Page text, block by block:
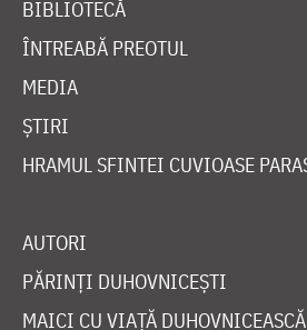
BIBLIOTECĂ
ÎNTREABĂ PREOTUL
MEDIA
ȘTIRI
HRAMUL SFINTEI CUVIOASE
AUTORI
PĂRINȚI DUHOVNICEȘTI
MAICI CU VIAȚĂ DUHOVNICEASCĂ